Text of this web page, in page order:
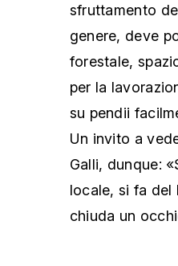
sfruttamento
genere, deve
forestale,
per la
su pendii
Un invito a
Galli, dunque:
locale, si fa del
chiuda un